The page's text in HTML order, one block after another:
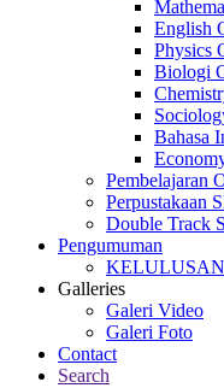
English
Physics
Biologi
Bahasa
Pembelajaran
Perpustakaan
Double Track
Pengumuman
KELULUSAN
Galleries
Galeri Video
Galeri Foto
Contact
Search